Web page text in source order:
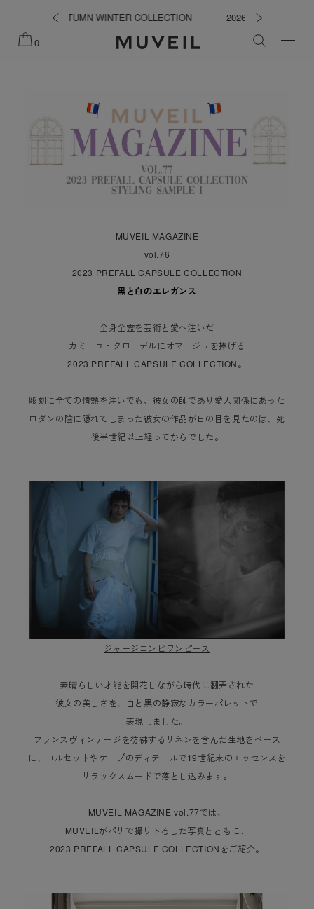
COLLECTION
2026 PREFALL COLLECTION
0
MUVEIL MAGAZINE
vol.76
2023 PREFALL CAPSULE COLLECTION
黒と白のエレガンス
全身全霊を芸術と愛へ注いだ
カミーユ・クローデルにオマージュを捧げる
2023 PREFALL CAPSULE COLLECTION。
彫刻に全ての情熱を注いでも、彼女の師であり愛人関係にあった
ロダンの陰に隠れてしまった彼女の作品が日の目を見たのは、死
後半世紀以上経ってからでした。
ジャージコンビワンピース
素晴らしい才能を開花しながら時代に翻弄された
彼女の美しさを、白と黒の静寂なカラーパレットで
表現しました。
フランスヴィンテージを彷彿するリネンを含んだ生地をベース
に、コルセットやケープのディテールで19世紀末のエッセンスを
リラックスムードで落とし込みます。
MUVEIL MAGAZINE vol.77では、
MUVEILがパリで撮り下ろした写真とともに、
2023 PREFALL CAPSULE COLLECTIONをご紹介。